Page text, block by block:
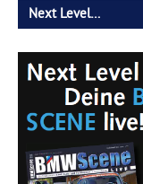
Next Level…